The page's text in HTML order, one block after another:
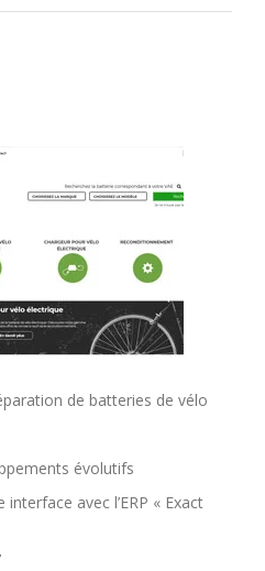
de batteries de vélo
évolutifs
interface avec l’ERP « Exact